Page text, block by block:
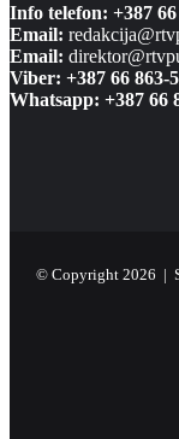
Info telefon: +387 66
Email:
Email:
Viber: +387 66 863-
Whatsapp: +387 66
© Copyright 2026 |